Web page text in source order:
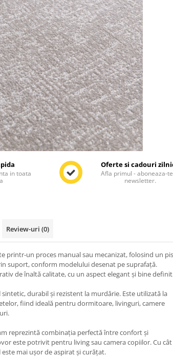
in toata
Oferte si cadouri
Afla primul - aboneaza-
newsletter.
Review-uri (0)
printr-un proces manual sau mecanizat, folosind un
suport, conform modelului desenat pe suprafață.
de înaltă calitate, cu un aspect elegant și bine
durabil și rezistent la murdărie. Este utilizată la
fiind ideală pentru dormitoare, livinguri, camere
reprezintă combinația perfectă între confort și
este potrivit pentru living sau camera copiilor. Cu
mai ușor de aspirat și curățat.